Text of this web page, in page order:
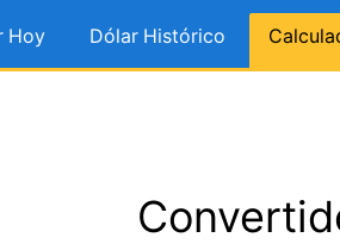
Hoy Dólar Histórico